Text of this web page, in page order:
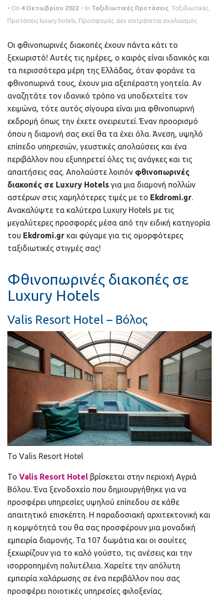
a
o
• On 4 Οκτωβρίου 2022 • In Ταξιδιωτικές Προτάσεις Ταξιδιωτικές
Προτάσεις luxury hotels Προσφορές Δεν επιτρέπεται σχολιασμόςστο
σε
Hotels
Οι φθινοπωρινές διακοπές έχουν πάντα κάτι το
ξεχωριστό! Αυτές τις ημέρες, ο καιρός είναι ιδανικός και
τα περισσότερα μέρη της Ελλάδας, όταν φοράνε τα
φθινοπωρινά τους, έχουν μια αξεπέραστη γοητεία. Αν
αναζητάτε τον ιδανικό τρόπο να υποδεχτείτε τον
χειμώνα, τότε αυτός σίγουρα είναι μια φθινοπωρινή
εκδρομή όπως την έχετε ονειρευτεί. Έναν προορισμό
όπου η διαμονή σας εκεί θα τα έχει όλα. Άνεση, υψηλό
επίπεδο υπηρεσιών, γευστικές απολαύσεις και ένα
περιβάλλον που εξυπηρετεί όλες τις ανάγκες και τις
απαιτήσεις σας. Απολαύστε λοιπόν φθινοπωρινές
διακοπές σε Luxury Hotels για μια διαμονή πολλών
αστέρων στις χαμηλότερες τιμές με το Ekdromi.gr.
Ανακαλύψτε τα καλύτερα Luxury Hotels με τις
μεγαλύτερες προσφορές μέσα από την ειδική κατηγορία
του Ekdromi.gr και φύγαμε για τις ομορφότερες
ταξιδιωτικές στιγμές σας!
Φθινοπωρινές διακοπές σε
Luxury Hotels
Valis Resort Hotel – Βόλος
To Valis Resort Hotel
Το Valis Resort Hotel βρίσκεται στην περιοχή Αγριά
Βόλου. Ένα ξενοδοχείο που δημιουργήθηκε για να
προσφέρει υπηρεσίες υψηλού επίπεδου σε κάθε
απαιτητικό επισκέπτη. Η παραδοσιακή αρχιτεκτονική και
η κομψότητά του θα σας προσφέρουν μια μοναδική
εμπειρία διαμονής. Τα 107 δωμάτια και οι σουίτες
ξεχωρίζουν για το καλό γούστο, τις ανέσεις και την
ισορροπημένη πολυτέλεια. Χαρείτε την απόλυτη
εμπειρία χαλάρωσης σε ένα περιβάλλον που σας
προσφέρει ποιοτικές υπηρεσίες φιλοξενίας.